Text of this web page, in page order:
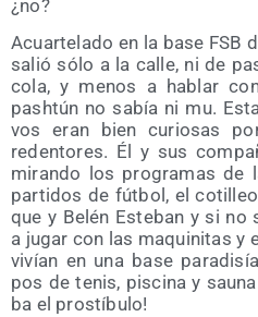
¿no?
Acuar­te­la­do en la base FSB
salió sólo a la calle, ni de
cola, y menos a hablar
pash­tún no sabía ni mu.
vos eran bien curio­sas
reden­to­res. Él y sus
miran­do los pro­gra­mas de
par­ti­dos de fút­bol, el
que y Belén Este­ban y si no
a jugar con las maqui­ni­tas y
vivían en una base
pos de tenis, pis­ci­na y
ba el prostíbulo!